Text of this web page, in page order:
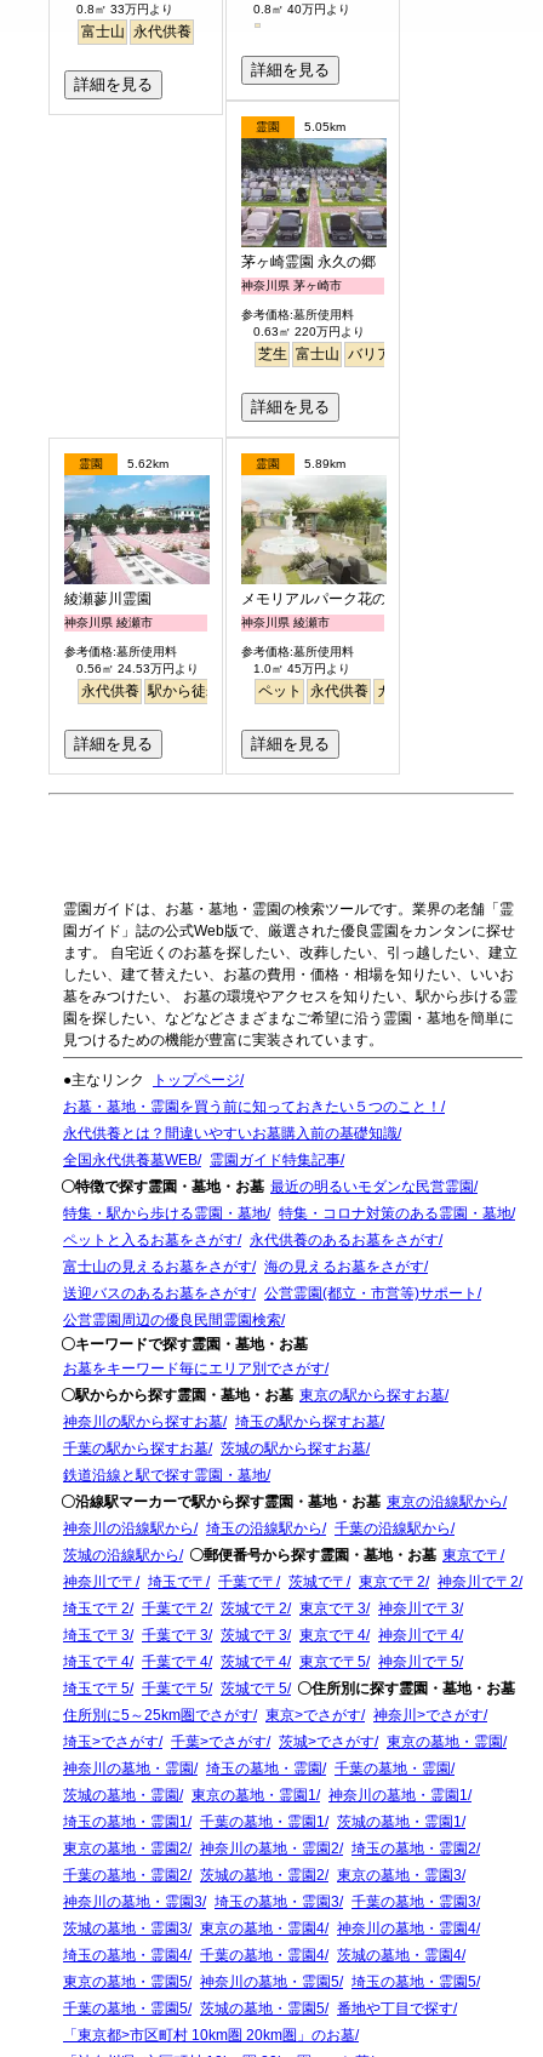
0.8㎡ 33万円より
富士山 永代供養
詳細を見る
0.8㎡ 40万円より
詳細を見る
霊園 5.05km
茅ヶ崎霊園 永久の郷
神奈川県 茅ヶ崎市
参考価格:墓所使用料
0.63㎡ 220万円より
芝生 富士山 バリアフリー
詳細を見る
霊園 5.62km
綾瀬蓼川霊園
神奈川県 綾瀬市
参考価格:墓所使用料
0.56㎡ 24.53万円より
永代供養 駅から徒歩 明るい
詳細を見る
霊園 5.89km
メモリアルパーク花の郷聖地 相模大塚
神奈川県 綾瀬市
参考価格:墓所使用料
1.0㎡ 45万円より
ペット 永代供養 ガーデニング
詳細を見る
霊園ガイドは、お墓・墓地・霊園の検索ツールです。業界の老舗「霊
園ガイド」誌の公式Web版で、厳選された優良霊園をカンタンに探せ
ます。 自宅近くのお墓を探したい、改葬したい、引っ越したい、建立
したい、建て替えたい、お墓の費用・価格・相場を知りたい、いいお
墓をみつけたい、 お墓の環境やアクセスを知りたい、駅から歩ける霊
園を探したい、などなどさまざまなご希望に沿う霊園・墓地を簡単に
見つけるための機能が豊富に実装されています。
●主なリンク
トップページ
お墓・墓地・霊園を買う前に知っておきたい５つのこと！
永代供養とは？間違いやすいお墓購入前の基礎知識
全国永代供養墓WEB
霊園ガイド特集記事
〇特徴で探す霊園・墓地・お墓 最近の明るいモダンな民営霊園
特集・駅から歩ける霊園・墓地
特集・コロナ対策のある霊園・墓地
ペットと入るお墓をさがす
永代供養のあるお墓をさがす
富士山の見えるお墓をさがす
海の見えるお墓をさがす
送迎バスのあるお墓をさがす
公営霊園(都立・市営等)サポート
公営霊園周辺の優良民間霊園検索
〇キーワードで探す霊園・墓地・お墓
お墓をキーワード毎にエリア別でさがす
〇駅からから探す霊園・墓地・お墓 東京の駅から探すお墓
神奈川の駅から探すお墓
埼玉の駅から探すお墓
千葉の駅から探すお墓
茨城の駅から探すお墓
鉄道沿線と駅で探す霊園・墓地
〇沿線駅マーカーで駅から探す霊園・墓地・お墓 東京の沿線駅から
神奈川の沿線駅から
埼玉の沿線駅から
千葉の沿線駅から
茨城の沿線駅から
〇郵便番号から探す霊園・墓地・お墓 東京で〒
神奈川で〒
埼玉で〒 千葉で〒 茨城で〒 東京で〒2
神奈川で〒2
埼玉で〒2
千葉で〒2 茨城で〒2 東京で〒3
神奈川で〒3
埼玉で〒3
千葉で〒3 茨城で〒3 東京で〒4
神奈川で〒4
埼玉で〒4
千葉で〒4 茨城で〒4 東京で〒5
神奈川で〒5
埼玉で〒5
千葉で〒5 茨城で〒5
〇住所別に探す霊園・墓地・お墓
住所別に5～25km圏でさがす
東京>でさがす
神奈川>でさがす
埼玉>でさがす
千葉>でさがす 茨城>でさがす
東京の墓地・霊園
神奈川の墓地・霊園
埼玉の墓地・霊園
千葉の墓地・霊園
茨城の墓地・霊園
東京の墓地・霊園1
神奈川の墓地・霊園1
埼玉の墓地・霊園1
千葉の墓地・霊園1
茨城の墓地・霊園1
東京の墓地・霊園2
神奈川の墓地・霊園2
埼玉の墓地・霊園2
千葉の墓地・霊園2
茨城の墓地・霊園2
東京の墓地・霊園3
神奈川の墓地・霊園3
埼玉の墓地・霊園3
千葉の墓地・霊園3
茨城の墓地・霊園3
東京の墓地・霊園4
神奈川の墓地・霊園4
埼玉の墓地・霊園4
千葉の墓地・霊園4
茨城の墓地・霊園4
東京の墓地・霊園5
神奈川の墓地・霊園5
埼玉の墓地・霊園5
千葉の墓地・霊園5
茨城の墓地・霊園5
番地や丁目で探す
「東京都>市区町村 10km圏 20km圏」のお墓